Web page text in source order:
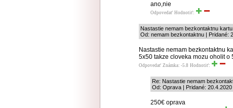
ano,nie
Odpovedať Hodnotiť:
Nastastie nemam bezkontaktnu kartu.
Od: nemam bezkontaktnu | Pridané:
Nastastie nemam bezkontaktnu
5x50 takze cloveka mozu oholit o
Odpovedať Známka: -5.8 Hodnotiť:
Re: Nastastie nemam
Od: Oprava | Pridané: 20.4.2020
250€ oprava